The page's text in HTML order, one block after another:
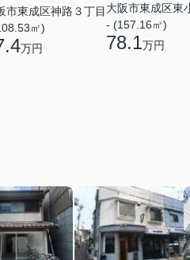
市東成区神路３丁目
㎡)
万円
大阪市東成区東
- (157.16㎡)
78.1万円